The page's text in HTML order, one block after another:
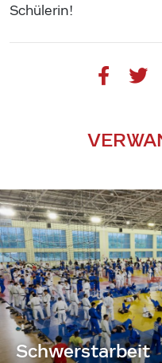
Schülerin!
Schwerstarbeit